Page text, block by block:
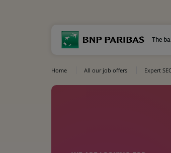
The
Home All our job offers Expert